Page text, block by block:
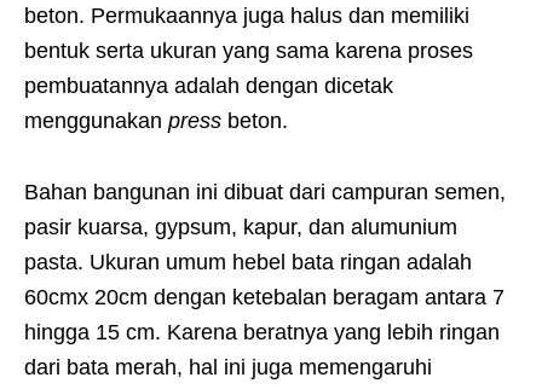
beton. Permukaannya juga halus dan memiliki
bentuk serta ukuran yang sama karena proses
pembuatannya adalah dengan dicetak
menggunakan press beton.
Bahan bangunan ini dibuat dari campuran semen,
pasir kuarsa, gypsum, kapur, dan alumunium
pasta. Ukuran umum hebel bata ringan adalah
60cmx 20cm dengan ketebalan beragam antara 7
hingga 15 cm. Karena beratnya yang lebih ringan
dari bata merah, hal ini juga memengaruhi